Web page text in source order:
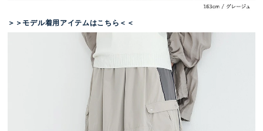
＞＞モデル着用アイテムはこちら＜＜